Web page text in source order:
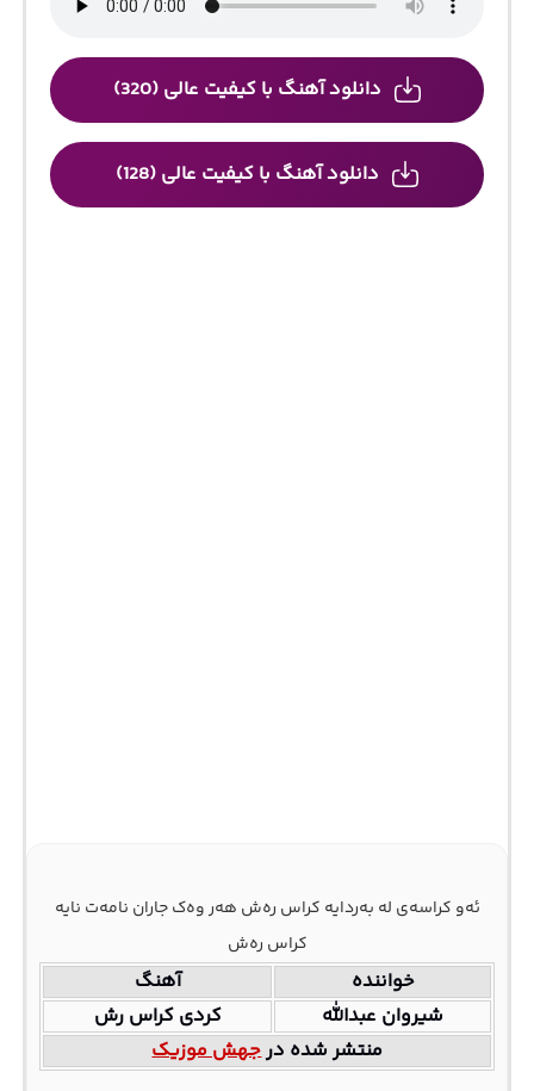
دانلود آهنگ با کیفیت عالی (320)
دانلود آهنگ با کیفیت عالی (128)
ئه‌و کراسه‌ی له به‌ردایه کراس ره‌ش هه‌ر وه‌ک جاران نامه‌ت نایه
کراس ره‌ش
خواننده
آهنگ
شیروان عبدالله
کردی کراس رش
منتشر شده درجهش موزیک